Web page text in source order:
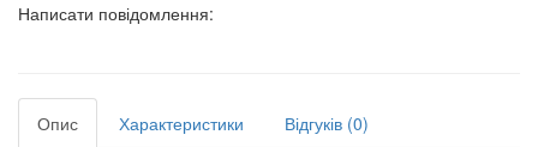
Написати повідомлення:
Опис Характеристики
Відгуків (0)